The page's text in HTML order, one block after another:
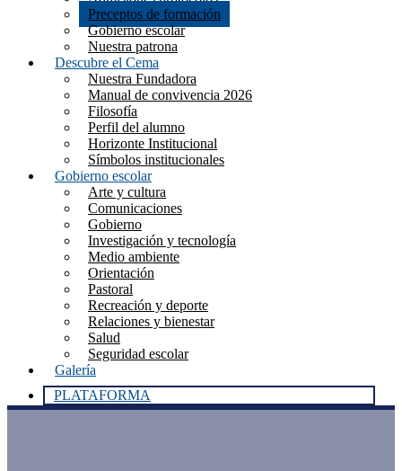
Preceptos de formación
Gobierno escolar
Nuestra patrona
Descubre el Cema
Nuestra Fundadora
Manual de convivencia 2026
Filosofía
Perfil del alumno
Horizonte Institucional
Símbolos institucionales
Gobierno escolar
Arte y cultura
Comunicaciones
Gobierno
Investigación y tecnología
Medio ambiente
Orientación
Pastoral
Recreación y deporte
Relaciones y bienestar
Salud
Seguridad escolar
Galería
PLATAFORMA